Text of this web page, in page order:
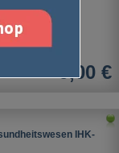
9,00 €
IHK-